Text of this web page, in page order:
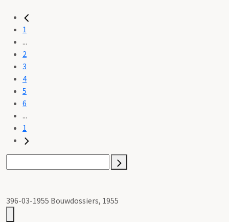
1
...
2
3
4
5
6
...
1
396-03-1955 Bouwdossiers, 1955